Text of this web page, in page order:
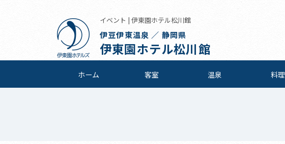
イベント | 伊東園ホテル松川館
伊豆伊東温泉 ／ 静岡県
伊東園ホテル松川館
ホーム 客室 温泉 料理